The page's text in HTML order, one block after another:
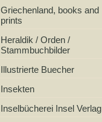
Griechenland, books and
prints
Heraldik / Orden /
Stammbuchbilder
Illustrierte Buecher
Insekten
Inselbücherei Insel Verlag